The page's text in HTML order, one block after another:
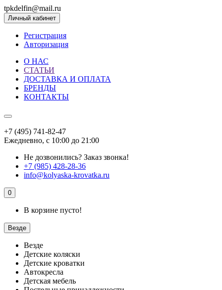
tpkdelfin@mail.ru
Личный кабинет
Регистрация
Авторизация
О НАС
СТАТЬИ
ДОСТАВКА И ОПЛАТА
БРЕНДЫ
КОНТАКТЫ
+7 (495) 741-82-47
Ежедневно, с 10:00 до 21:00
Не дозвонились? Заказ звонка!
+7 (985) 428-28-36
info@kolyaska-krovatka.ru
0
В корзине пусто!
Везде
Везде
Детские коляски
Детские кроватки
Автокресла
Детская мебель